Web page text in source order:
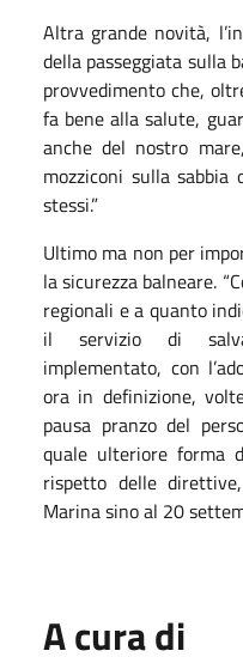
Altra grande novità,
della passeggiata sulla
provvedimento che,
fa bene alla salute,
anche del nostro
mozziconi sulla sabbia
stessi.”
Ultimo ma non per
la sicurezza balneare.
regionali e a quanto
il servizio di
implementato, con
ora in definizione,
pausa pranzo del
quale ulteriore forma
rispetto delle
Marina sino al 20
A cura di